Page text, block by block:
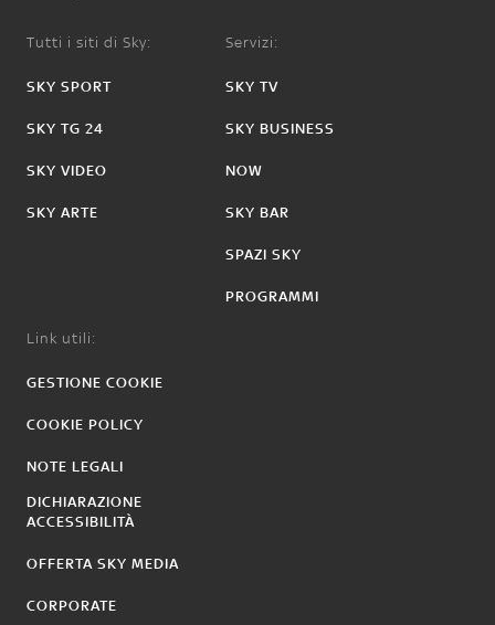
Tutti i siti di Sky:
SKY SPORT
SKY TG 24
SKY VIDEO
SKY ARTE
Servizi:
SKY TV
SKY BUSINESS
NOW
SKY BAR
SPAZI SKY
PROGRAMMI
Link utili:
GESTIONE COOKIE
COOKIE POLICY
NOTE LEGALI
DICHIARAZIONE
ACCESSIBILITÀ
OFFERTA SKY MEDIA
CORPORATE